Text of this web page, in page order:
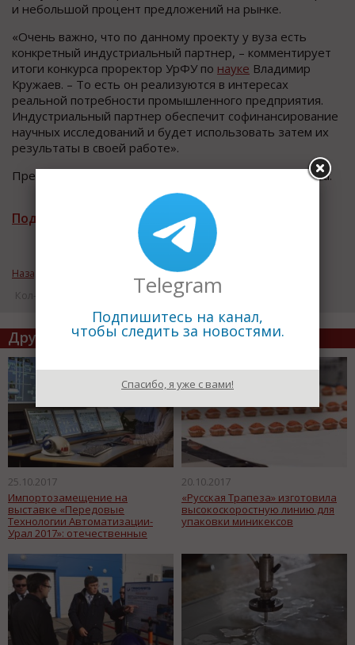
и небольшой процент предложений на рынке.
«Очень важно, что по данному проекту у вуза есть
конкретный индустриальный партнер, – комментирует
итоги конкурса проректор УрФУ по науке Владимир
Кружаев. – То есть он реализуются в интересах
реальной потребности промышленного предприятия.
Индустриальный партнер обеспечит софинансирование
научных исследований и будет использовать затем их
результаты в своей работе».
Пресс-служба Уральского федерального университета.
Подписаться на рассылку новостей
Назад к рубрике «Импортозамещение»
Кол-во просмотров: 15579
Другие статьи по теме
25.10.2017
Импортозамещение на
выставке «Передовые
Технологии Автоматизации-
Урал 2017»: отечественные
решения по автоматизации
20.10.2017
«Русская Трапеза» изготовила
высокоскоростную линию для
упаковки миникексов
Telegram
Подпишитесь на канал,
чтобы следить за новостями.
Спасибо, я уже с вами!